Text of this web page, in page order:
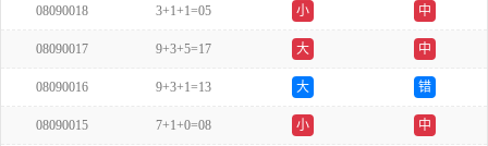
08090018 3+1+1=05 小 中
08090017 9+3+5=17 大 中
08090016 9+3+1=13 大 错
08090015 7+1+0=08 小 中